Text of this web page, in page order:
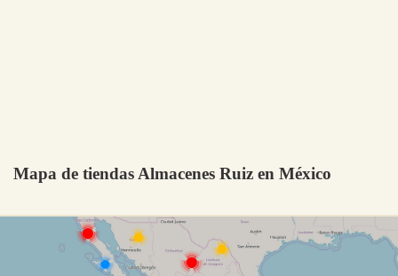
Mapa de tiendas Almacenes Ruiz en México